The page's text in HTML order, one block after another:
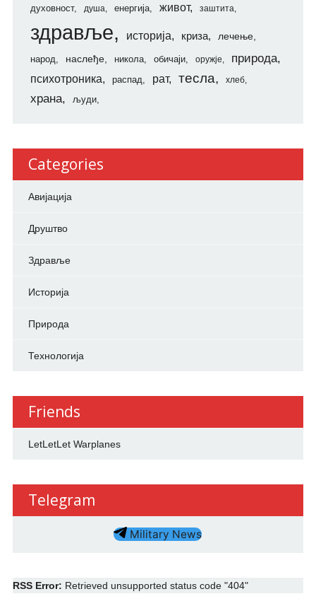
духовност душа енергија живот заштита
здравље историја криза лечење
народ наслеђе никола обичаји оружје природа
психотроника распад рат тесла хлеб
храна људи
Categories
Авијација
Друштво
Здравље
Историја
Природа
Технологија
Friends
LetLetLet Warplanes
Telegram
Military News
RSS Error: Retrieved unsupported status code "404"